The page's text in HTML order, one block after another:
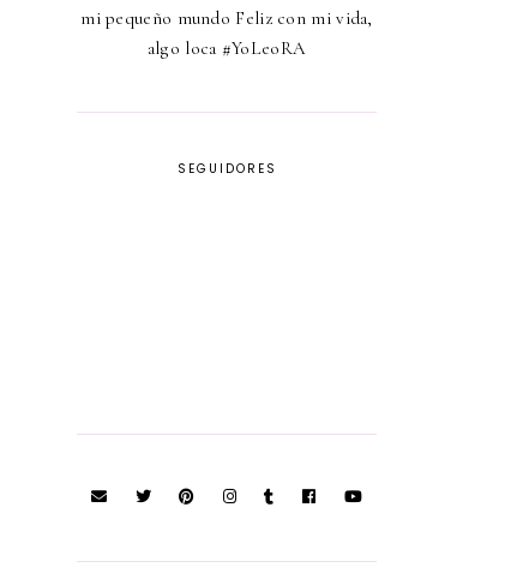
mi pequeño mundo Feliz con mi vida,
algo loca #YoLeoRA
SEGUIDORES